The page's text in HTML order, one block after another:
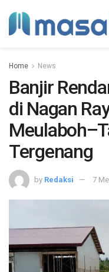
Home News
Banjir
di Nagan
Tergenang
by Redaksi 7